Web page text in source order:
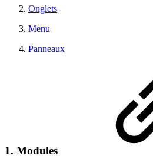
Onglets
Menu
Panneaux
1. Modules